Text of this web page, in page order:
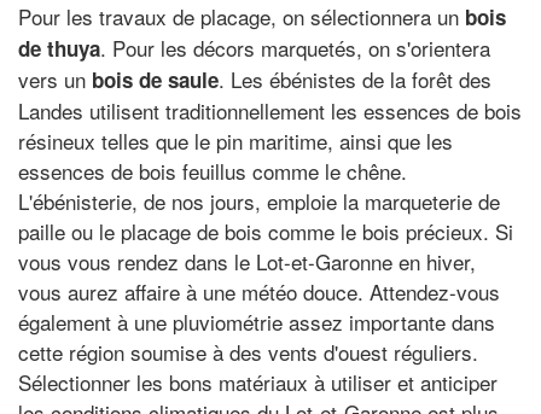
Pour les travaux de placage, on sélectionnera un bois
de thuya. Pour les décors marquetés, on s'orientera
vers un bois de saule. Les ébénistes de la forêt des
Landes utilisent traditionnellement les essences de bois
résineux telles que le pin maritime, ainsi que les
essences de bois feuillus comme le chêne.
L'ébénisterie, de nos jours, emploie la marqueterie de
paille ou le placage de bois comme le bois précieux. Si
vous vous rendez dans le Lot-et-Garonne en hiver,
vous aurez affaire à une météo douce. Attendez-vous
également à une pluviométrie assez importante dans
cette région soumise à des vents d'ouest réguliers.
Sélectionner les bons matériaux à utiliser et anticiper